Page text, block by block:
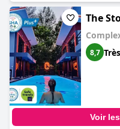
The
8,7
Voir